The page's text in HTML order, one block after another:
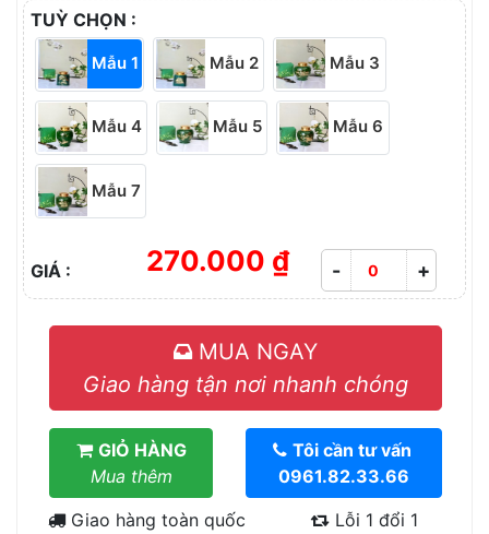
TUỲ CHỌN :
Mẫu 1 Mẫu 2 Mẫu 3
Mẫu 4 Mẫu 5 Mẫu 6
Mẫu 7
GIÁ : 270.000 ₫ - +
MUA NGAY
Giao hàng tận nơi nhanh chóng
GIỎ HÀNG
Mua thêm
Tôi cần tư vấn
0961.82.33.66
Giao hàng toàn quốc
Lỗi 1 đổi 1